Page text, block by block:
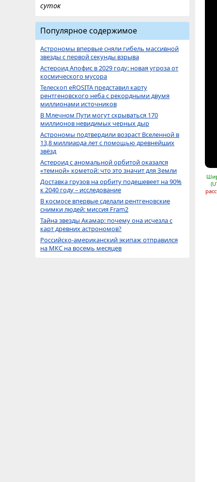
суток
Популярное содержимое
Астрономы впервые сняли гибель массивной
звезды с первой секунды взрыва
Астероид Апофис в 2029 году: новая угроза от
космического мусора
Телескоп eROSITA представил карту
рентгеновского неба с рекордными двумя
миллионами источников
В Млечном Пути могут скрываться 170
миллионов невидимых черных дыр
Астрономы подтвердили возраст Вселенной в
13,8 миллиарда лет с помощью древнейших
звёзд
Астероид с аномальной орбитой оказался
«темной» кометой: что это значит для Земли
Доставка грузов на орбиту подешевеет на 90%
к 2040 году – исследование
В космосе впервые сделали рентгеновские
снимки людей: миссия Fram2
Тайна звезды Акамар: почему она исчезла с
карт древних астрономов?
Российско-американский экипаж отправился
на МКС на восемь месяцев